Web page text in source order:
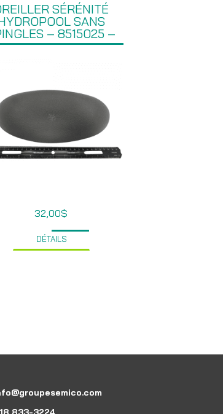
SÉRÉNITÉ
SANS
– 8515025 –
32,00$
DÉTAILS